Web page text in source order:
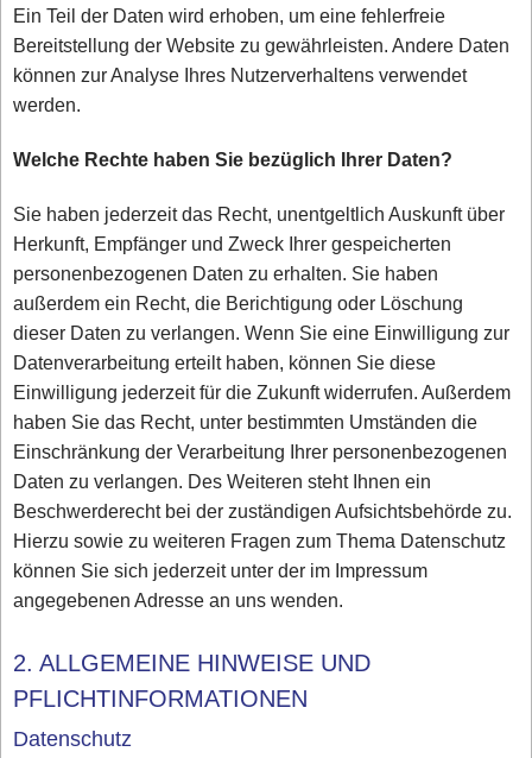
Ein Teil der Daten wird erhoben, um eine fehlerfreie
Bereitstellung der Website zu gewährleisten. Andere Daten
können zur Analyse Ihres Nutzerverhaltens verwendet
werden.
Welche Rechte haben Sie bezüglich Ihrer Daten?
Sie haben jederzeit das Recht, unentgeltlich Auskunft über
Herkunft, Empfänger und Zweck Ihrer gespeicherten
personenbezogenen Daten zu erhalten. Sie haben
außerdem ein Recht, die Berichtigung oder Löschung
dieser Daten zu verlangen. Wenn Sie eine Einwilligung zur
Datenverarbeitung erteilt haben, können Sie diese
Einwilligung jederzeit für die Zukunft widerrufen. Außerdem
haben Sie das Recht, unter bestimmten Umständen die
Einschränkung der Verarbeitung Ihrer personenbezogenen
Daten zu verlangen. Des Weiteren steht Ihnen ein
Beschwerderecht bei der zuständigen Aufsichtsbehörde zu.
Hierzu sowie zu weiteren Fragen zum Thema Datenschutz
können Sie sich jederzeit unter der im Impressum
angegebenen Adresse an uns wenden.
2. ALLGEMEINE HINWEISE UND
PFLICHTINFORMATIONEN
Datenschutz